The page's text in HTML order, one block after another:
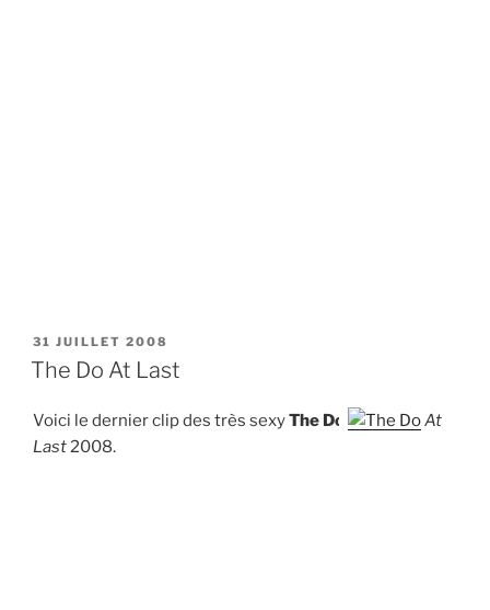
PUBLIÉ
LE
31 JUILLET 2008
The Do At Last
Voici le dernier clip des très sexyThe Do
At
Last2008.